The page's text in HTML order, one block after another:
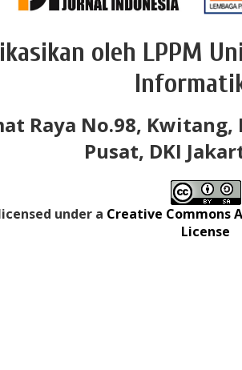
oleh LPPM
Raya No.98, Kwitang,
Pusat, DKI
under a Creative Commons
License